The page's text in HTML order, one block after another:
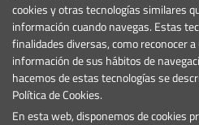
cookies y otras tecnologías similares
información cuando navegas. Estas
finalidades diversas, como reconocer
información de sus hábitos de
hacemos de estas tecnologías se
Política de Cookies.
En esta web, disponemos de cookies
Quiénes Somos
Noticias
Eventos
Proyectos
Condiciones Generales
PRODUCTOS